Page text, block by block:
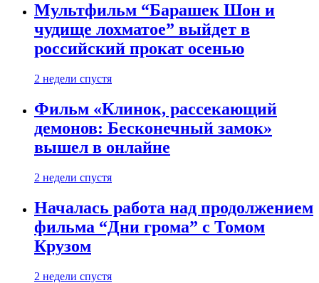
Мультфильм “Барашек Шон и
чудище лохматое” выйдет в
российский прокат осенью
2 недели спустя
Фильм «Клинок, рассекающий
демонов: Бесконечный замок»
вышел в онлайне
2 недели спустя
Началась работа над продолжением
фильма “Дни грома” с Томом
Крузом
2 недели спустя